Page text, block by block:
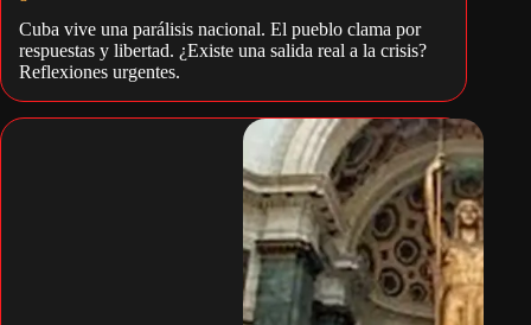
Cuba vive una parálisis nacional. El pueblo clama por
respuestas y libertad. ¿Existe una salida real a la crisis?
Reflexiones urgentes.